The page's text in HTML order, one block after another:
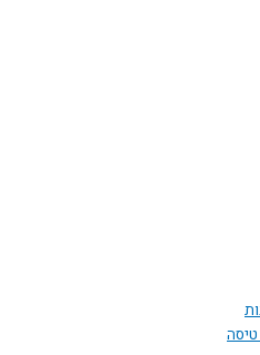
טיסה